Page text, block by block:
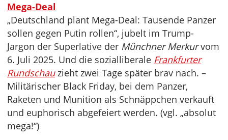
Mega-Deal
„Deutschland plant Mega-Deal: Tausende Panzer
sollen gegen Putin rollen“, jubelt im Trump-
Jargon der Superlative der Münchner Merkurvom
6. Juli 2025. Und die sozialliberale Frankfurter
Rundschauzieht zwei Tage später brav nach. –
Militärischer Black Friday, bei dem Panzer,
Raketen und Munition als Schnäppchen verkauft
und euphorisch abgefeiert werden. (vgl. „absolut
mega!“)